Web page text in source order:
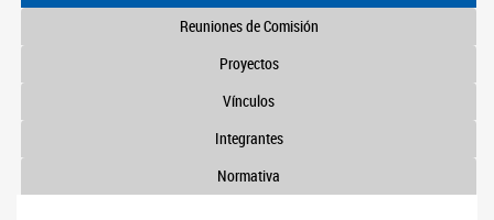
Reuniones de Comisión
Proyectos
Vínculos
Integrantes
Normativa